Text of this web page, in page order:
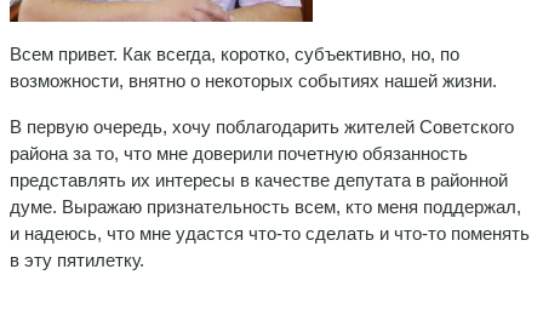
Всем привет. Как всегда, коротко, субъективно, но, по
возможности, внятно о некоторых событиях нашей жизни.
В первую очередь, хочу поблагодарить жителей Советского
района за то, что мне доверили почетную обязанность
представлять их интересы в качестве депутата в районной
думе. Выражаю признательность всем, кто меня поддержал,
и надеюсь, что мне удастся что-то сделать и что-то поменять
в эту пятилетку.